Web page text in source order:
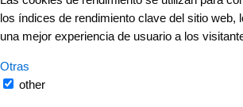
los índices de rendimiento clave del sitio web,
una mejor experiencia de usuario a los
Otras
other